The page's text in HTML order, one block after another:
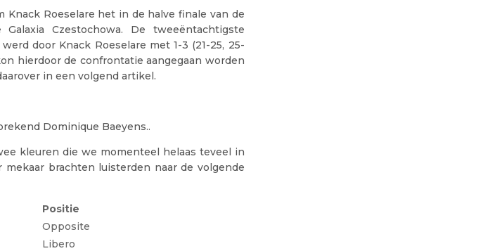
Knack Roeselare het in de halve finale van de
Czestochowa. De tweeëntachtigste
door Knack Roeselare met 1-3 (21-25, 25-
hierdoor de confrontatie aangegaan worden
in een volgend artikel.
Dominique Baeyens..
kleuren die we momenteel helaas teveel in
brachten luisterden naar de volgende
Positie
Opposite
Libero